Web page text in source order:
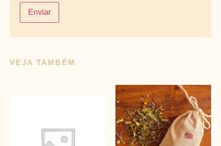
VEJA TAMBÉM